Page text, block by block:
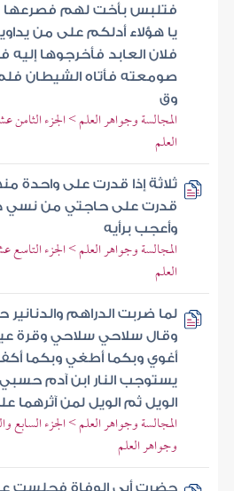
فتلبس بأخت لهم فصرعها
يا هؤلاء أدلكم على من
فلان العابد فأخرجوها
صومعته فأتاه الشيطان
وق
المجالسة وجواهر العلم > الجزء
العلم
ثلاثة إذا قدرت على واحدة
قدرت على حاجتي من نسي
وأعجب برأيه
المجالسة وجواهر العلم > الجزء
العلم
لما ضربت الدراهم
وقال سلاحي سلاحي وقرة
أغوي وبكما أطغي وبكما
يستوجب النار ابن آدم
الويل ثم الويل لمن آثرهما
المجالسة وجواهر العلم > الجزء السابع
وجواهر العلم
حضرت أبي الوفاة فجلست